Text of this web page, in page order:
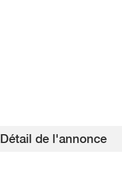
Détail de l'annonce